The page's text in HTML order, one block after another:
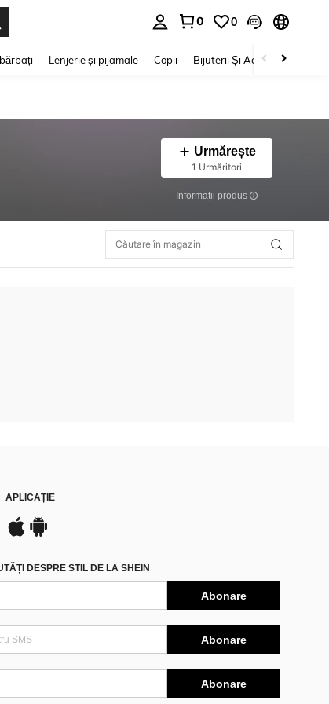
0 0
Lenjerie și pijamale Copii Bijuterii Și Accesorii
Urmărește
1 Urmăritori
Informații produs
APLICAȚIE
DESPRE STIL DE LA SHEIN
Abonare
Abonare
Abonare